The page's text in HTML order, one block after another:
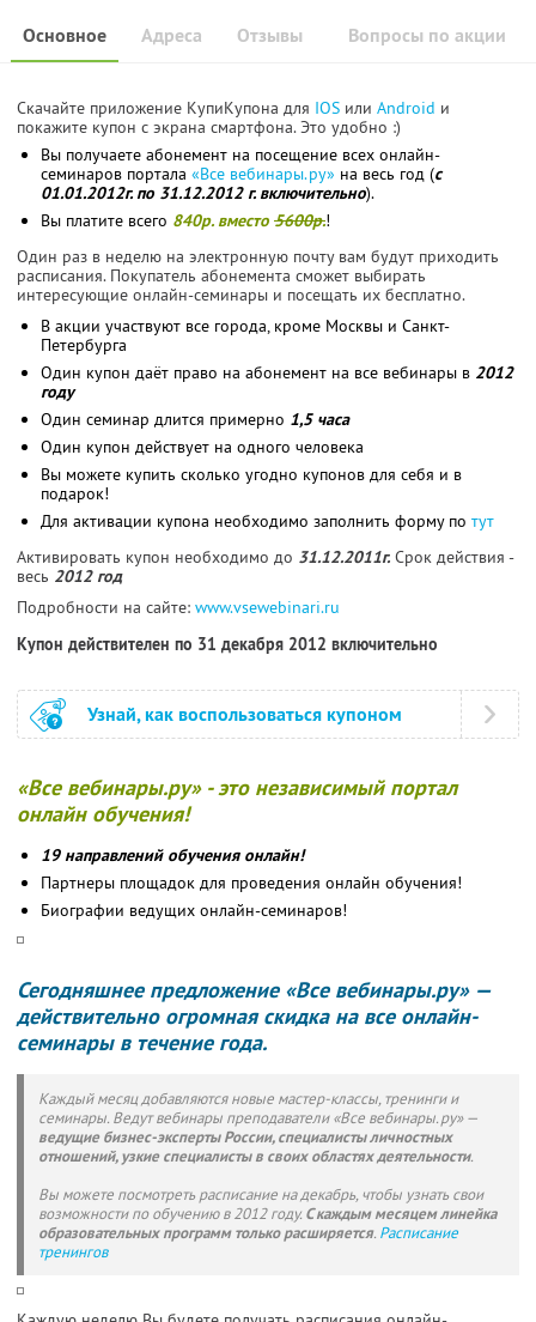
Основное Отзывы Вопросы по акции
Адреса
Скачайте приложение КупиКупона для IOS или Android и
покажите купон с экрана смартфона. Это удобно :)
Вы получаете абонемент на посещение всех онлайн-
семинаров портала «Все вебинары.ру» на весь год (с
01.01.2012г. по 31.12.2012 г. включительно).
Вы платите всего 840р. вместо 5600р.!
Один раз в неделю на электронную почту вам будут приходить
расписания. Покупатель абонемента сможет выбирать
интересующие онлайн-семинары и посещать их бесплатно.
В акции участвуют все города, кроме Москвы и Санкт-
Петербурга
Один купон даёт право на абонемент на все вебинары в 2012
году
Один семинар длится примерно 1,5 часа
Один купон действует на одного человека
Вы можете купить сколько угодно купонов для себя и в
подарок!
Для активации купона необходимо заполнить форму по тут
Активировать купон необходимо до 31.12.2011г. Срок действия -
весь 2012 год
Подробности на сайте: www.vsewebinari.ru
Купон действителен по 31 декабря 2012 включительно
Узнай, как воспользоваться купоном
«Все вебинары.ру» - это независимый портал
онлайн обучения!
19 направлений обучения онлайн!
Партнеры площадок для проведения онлайн обучения!
Биографии ведущих онлайн-семинаров!
Сегодняшнее предложение «Все вебинары.ру» —
действительно огромная скидка на все онлайн-
семинары в течение года.
Каждый месяц добавляются новые мастер-классы, тренинги и
семинары. Ведут вебинары преподаватели «Все вебинары.ру» —
ведущие бизнес-эксперты России, специалисты личностных
отношений, узкие специалисты в своих областях деятельности.
Вы можете посмотреть расписание на декабрь, чтобы узнать свои
возможности по обучению в 2012 году.С каждым месяцем линейка
образовательных программ только расширяется. Расписание
тренингов